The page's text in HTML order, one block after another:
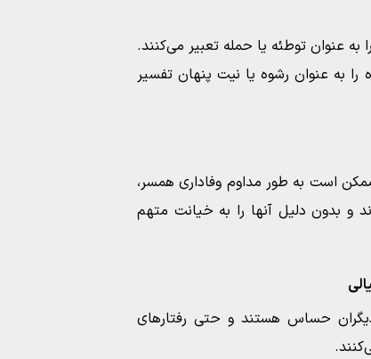
به عنوان توطئه یا حمله تعبیر می‌کنند.
به عنوان رشوه یا نیت پنهان تفسیر
است به طور مداوم وفاداری همسر،
و بدون دلیل آنها را به خیانت متهم
حساس هستند و حتی رفتارهای